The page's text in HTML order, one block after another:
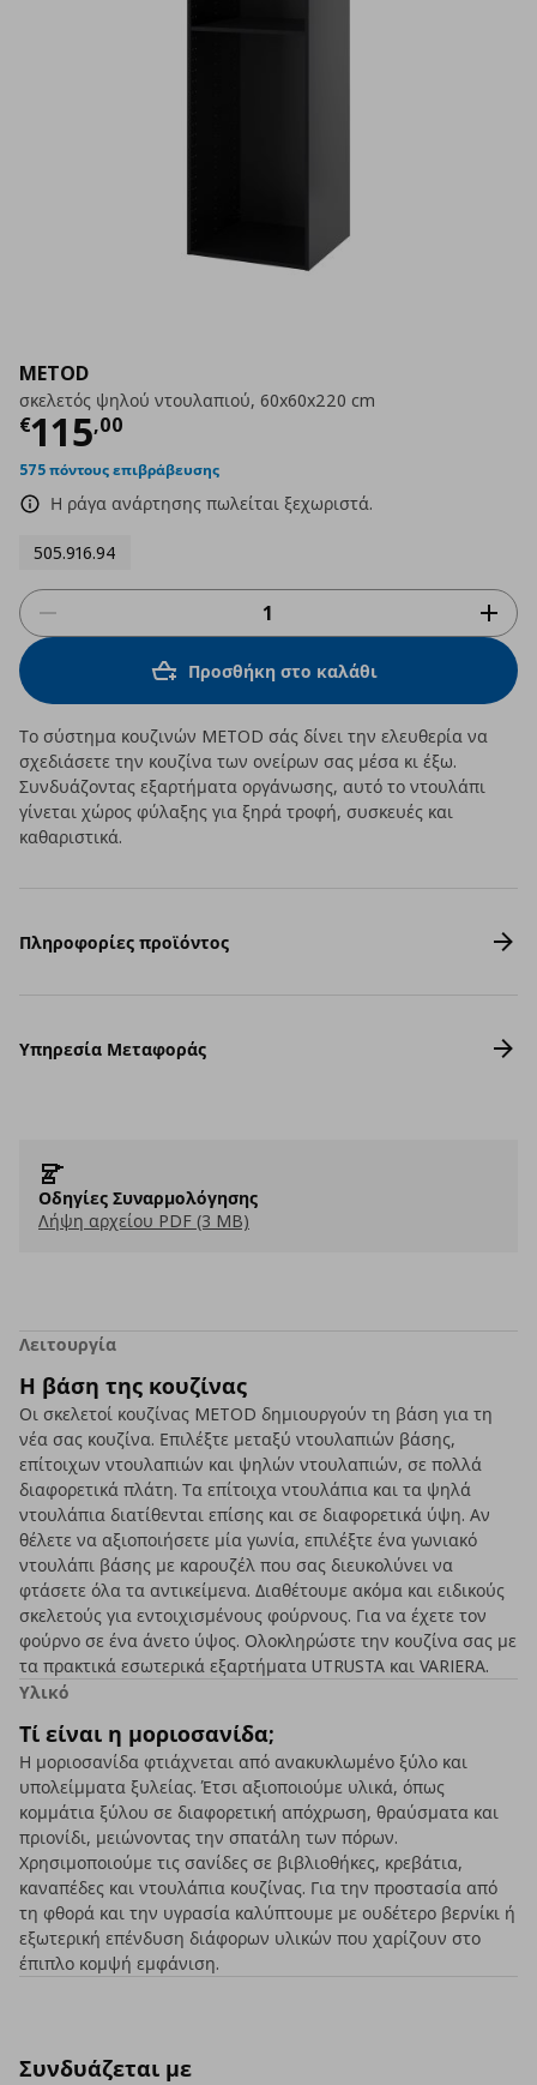
METOD
σκελετός ψηλού ντουλαπιού, 60x60x220 cm
€115,00
Τρέχουσα τιμή
575 πόντους επιβράβευσης
Η ράγα ανάρτησης πωλείται ξεχωριστά.
505.916.94
Προσθήκη στο καλάθι
Το σύστημα κουζινών METOD σάς δίνει την ελευθερία να
σχεδιάσετε την κουζίνα των ονείρων σας μέσα κι έξω.
Συνδυάζοντας εξαρτήματα οργάνωσης, αυτό το ντουλάπι
γίνεται χώρος φύλαξης για ξηρά τροφή, συσκευές και
καθαριστικά.
Πληροφορίες προϊόντος
Υπηρεσία Μεταφοράς
Οδηγίες Συναρμολόγησης
Λήψη αρχείου PDF (3 MB)
Λειτουργία
Η βάση της κουζίνας
Οι σκελετοί κουζίνας METOD δημιουργούν τη βάση για τη
νέα σας κουζίνα. Επιλέξτε μεταξύ ντουλαπιών βάσης,
επίτοιχων ντουλαπιών και ψηλών ντουλαπιών, σε πολλά
διαφορετικά πλάτη. Τα επίτοιχα ντουλάπια και τα ψηλά
ντουλάπια διατίθενται επίσης και σε διαφορετικά ύψη. Αν
θέλετε να αξιοποιήσετε μία γωνία, επιλέξτε ένα γωνιακό
ντουλάπι βάσης με καρουζέλ που σας διευκολύνει να
φτάσετε όλα τα αντικείμενα. Διαθέτουμε ακόμα και ειδικούς
σκελετούς για εντοιχισμένους φούρνους. Για να έχετε τον
φούρνο σε ένα άνετο ύψος. Ολοκληρώστε την κουζίνα σας με
τα πρακτικά εσωτερικά εξαρτήματα UTRUSTA και VARIERA.
Υλικό
Τί είναι η μοριοσανίδα;
Η μοριοσανίδα φτιάχνεται από ανακυκλωμένο ξύλο και
υπολείμματα ξυλείας. Έτσι αξιοποιούμε υλικά, όπως
κομμάτια ξύλου σε διαφορετική απόχρωση, θραύσματα και
πριονίδι, μειώνοντας την σπατάλη των πόρων.
Χρησιμοποιούμε τις σανίδες σε βιβλιοθήκες, κρεβάτια,
καναπέδες και ντουλάπια κουζίνας. Για την προστασία από
τη φθορά και την υγρασία καλύπτουμε με ουδέτερο βερνίκι ή
εξωτερική επένδυση διάφορων υλικών που χαρίζουν στο
έπιπλο κομψή εμφάνιση.
Συνδυάζεται με